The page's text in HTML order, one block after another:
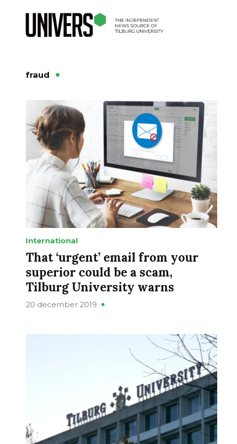
fraud
International
That ‘urgent’ email from your
superior could be a scam,
Tilburg University warns
20 december 2019